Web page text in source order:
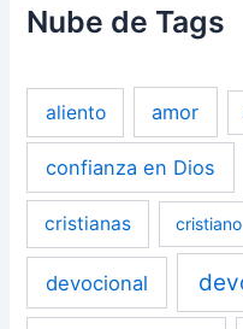
Nube de Tags
aliento amor
confianza en Dios
cristianas cristiano
devocional